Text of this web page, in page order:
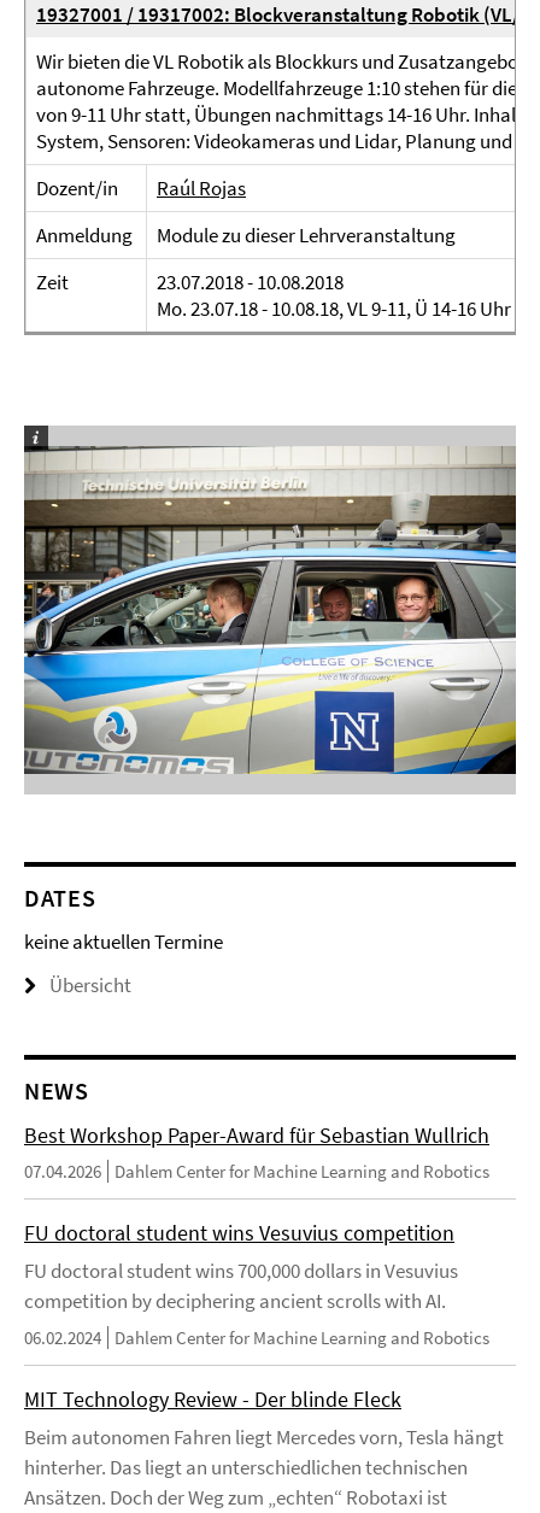
19327001 / 19317002: Blockveranstaltung Robotik (VL/Ü)
Wir bieten die VL Robotik als Blockkurs und Zusatzangebot
autonome Fahrzeuge. Modellfahrzeuge 1:10 stehen für die
von 9-11 Uhr statt, Übungen nachmittags 14-16 Uhr.
System, Sensoren: Videokameras und Lidar, Planung und
Dozent/in
Raúl Rojas
Anmeldung
Module zu dieser Lehrveranstaltung
Zeit
23.07.2018 - 10.08.2018
Mo. 23.07.18 - 10.08.18, VL 9-11, Ü 14-16 Uhr
DATES
keine aktuellen Termine
Übersicht
NEWS
Best Workshop Paper-Award für Sebastian Wullrich
07.04.2026 Dahlem Center for Machine Learning and Robotics
FU doctoral student wins Vesuvius competition
FU doctoral student wins 700,000 dollars in Vesuvius
competition by deciphering ancient scrolls with AI.
06.02.2024 Dahlem Center for Machine Learning and Robotics
MIT Technology Review - Der blinde Fleck
Beim autonomen Fahren liegt Mercedes vorn, Tesla hängt
hinterher. Das liegt an unterschiedlichen technischen
Ansätzen. Doch der Weg zum „echten“ Robotaxi ist